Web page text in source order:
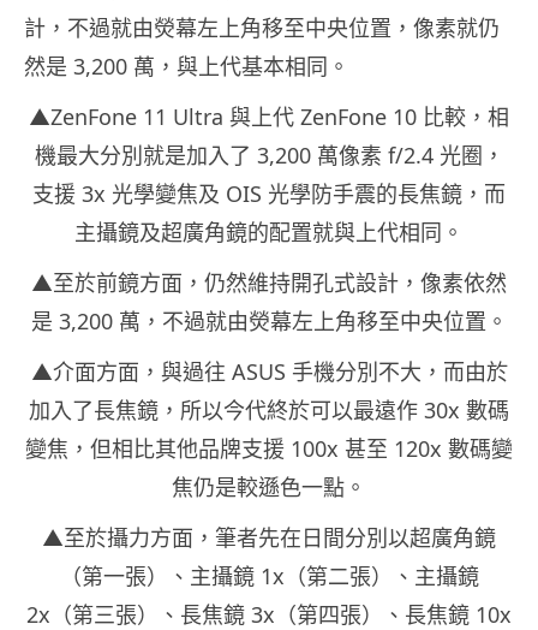
計，不過就由熒幕左上角移至中央位置，像素就仍
然是 3,200 萬，與上代基本相同。
▲ZenFone 11 Ultra 與上代 ZenFone 10 比較，相
機最大分別就是加入了 3,200 萬像素 f/2.4 光圈，
支援 3x 光學變焦及 OIS 光學防手震的長焦鏡，而
主攝鏡及超廣角鏡的配置就與上代相同。
▲至於前鏡方面，仍然維持開孔式設計，像素依然
是 3,200 萬，不過就由熒幕左上角移至中央位置。
▲介面方面，與過往 ASUS 手機分別不大，而由於
加入了長焦鏡，所以今代終於可以最遠作 30x 數碼
變焦，但相比其他品牌支援 100x 甚至 120x 數碼變
焦仍是較遜色一點。
▲至於攝力方面，筆者先在日間分別以超廣角鏡
（第一張）、主攝鏡 1x（第二張）、主攝鏡
2x（第三張）、長焦鏡 3x（第四張）、長焦鏡 10x